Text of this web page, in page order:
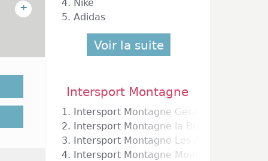
+
des
sont
4. Nike
5. Adidas
Voir la suite
Intersport Montagne
1. Intersport Montagne Gerardmer
2. Intersport Montagne la Bresse Belle
3. Intersport Montagne Les Arcs la
4. Intersport Montagne Montgenevre Le